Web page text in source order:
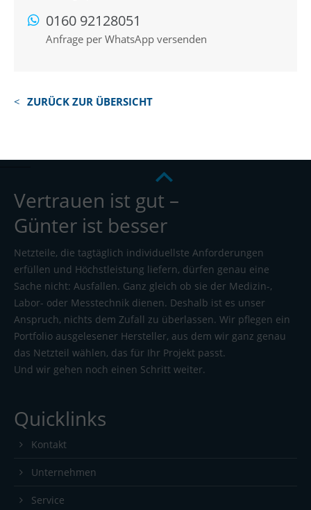
0160 92128051
Anfrage per WhatsApp versenden
ZURÜCK ZUR ÜBERSICHT
Vertrauen ist gut –
Günter ist besser
Netzteile, die tagtäglich individuellste Anforderungen
erfüllen und Höchstleistung liefern, dürfen genau eine
Sache nicht: Ausfallen. Ganz gleich ob sie der Medizin-,
Labor- oder Messtechnik dienen. Deshalb ist es unser
Anspruch, nichts dem Zufall zu überlassen. Wir pflegen ein
Portfolio ausgelesener Hersteller, aus dem wir ganz genau
das Netzteil wählen, das für Ihr Projekt passt.
Und wir gehen noch einen Schritt weiter.
Quicklinks
Kontakt
Unternehmen
Service